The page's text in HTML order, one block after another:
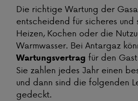
Die richtige Wartung der
entscheidend für sicheres und
Heizen, Kochen oder die
Warmwasser. Bei Antargaz
Wartungsvertrag für den
Sie zahlen jedes Jahr einen
und dann sind die folgenden
gedeckt.